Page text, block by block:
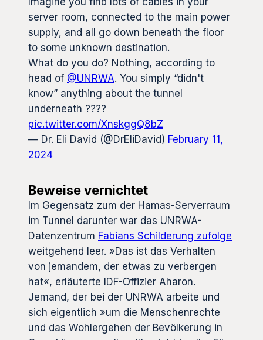
server room, connected to the main power
supply, and all go down beneath the floor
to some unknown destination.
What do you do? Nothing, according to
head of @UNRWA. You simply “didn't
know” anything about the tunnel
underneath ????
pic.twitter.com/XnskggQ8bZ
— Dr. Eli David (@DrEliDavid) February 11,
2024
Beweise vernichtet
Im Gegensatz zum der Hamas-Serverraum
im Tunnel darunter war das UNRWA-
Datenzentrum Fabians Schilderung zufolge
weitgehend leer. »Das ist das Verhalten
von jemandem, der etwas zu verbergen
hat«, erläuterte IDF-Offizier Aharon.
Jemand, der bei der UNRWA arbeite und
sich eigentlich »um die Menschenrechte
und das Wohlergehen der Bevölkerung in